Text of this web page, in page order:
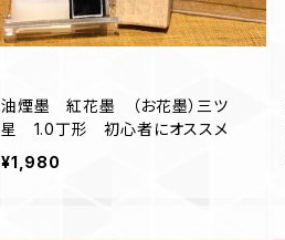
油煙墨 紅花墨 （お花墨）三ツ
星 1.0丁形 初心者にオススメ
¥1,980